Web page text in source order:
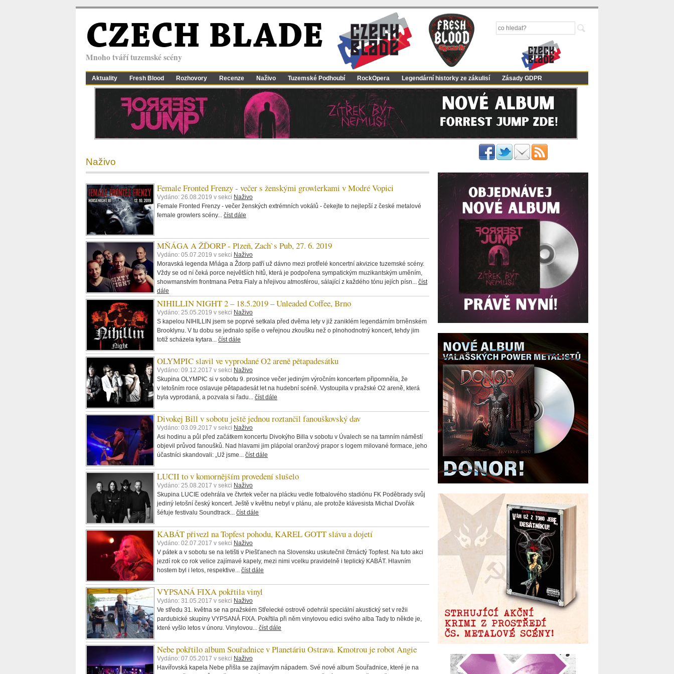
CZECH BLADE
Mnoho tváří tuzemské scény
Aktuality Fresh Blood Rozhovory Recenze Naživo Tuzemské Podhoubí RockOpera Legendární historky ze zákulisí Zásady GDPR
Naživo
Female Fronted Frenzy - večer s ženskými growlerkami v Modré Vopici
Vydáno: 26.08.2019 v sekci Naživo
Female Fronted Frenzy - večer ženských extrémních vokálů - čekejte to nejlepší z české metalové
female growlers scény... číst dále
MŇÁGA A ŽĎORP - Plzeň, Zach`s Pub, 27. 6. 2019
Vydáno: 05.07.2019 v sekci Naživo
Moravská legenda Mňága a Ždorp patří už dávno mezi protřelé koncertní akvizice tuzemské scény.
Vždy se od ní čeká porce největších hitů, která je podpořena sympatickým muzikantským uměním,
showmanstvím frontmana Petra Fialy a hřejivou atmosférou, sálající z každého tónu jejích písn... číst
dále
NIHILLIN NIGHT 2 – 18.5.2019 – Unleaded Coffee, Brno
Vydáno: 25.05.2019 v sekci Naživo
S kapelou NIHILLIN jsem se poprvé setkala před dvěma lety v již zaniklém legendárním brněnském
Brooklynu. V tu dobu se jednalo spíše o veřejnou zkoušku než o plnohodnotný koncert, tehdy jim
totiž scházela kytara... číst dále
OLYMPIC slavil ve vyprodané O2 areně pětapadesátku
Vydáno: 09.12.2017 v sekci Naživo
Skupina OLYMPIC si v sobotu 9. prosince večer jediným výročním koncertem připomněla, že
v letošním roce oslavuje pětapadesát let na hudební scéně. Vystoupila v pražské O2 areně, která
byla vyprodaná, a pozvala si řadu... číst dále
Divokej Bill v sobotu ještě jednou roztančil fanouškovský dav
Vydáno: 03.09.2017 v sekci Naživo
Asi hodinu a půl před začátkem koncertu Divokýho Billa v sobotu v Úvalech se na tamním náměstí
objevil průvod fanoušků. Nad hlavami jim plápolal oranžový prapor s logem milované formace, jeho
účastníci skandovali: „Už jsme... číst dále
LUCII to v komornějším provedení slušelo
Vydáno: 25.08.2017 v sekci Naživo
Skupina LUCIE odehrála ve čtvrtek večer na plácku vedle fotbalového stadiónu FK Poděbrady svůj
jediný letošní český koncert. Ještě v květnu nebyl v plánu, ale protože klávesista Michal Dvořák
šéfuje festivalu Soundtrack... číst dále
KABÁT přivezl na Topfest pohodu, KAREL GOTT slávu a dojetí
Vydáno: 02.07.2017 v sekci Naživo
V pátek a v sobotu se na letišti v Piešťanech na Slovensku uskutečnil čtrnáctý Topfest. Na tuto akci
jezdí rok co rok velice zajímavé kapely, mezi nimi vcelku pravidelně i teplický KABÁT. Hlavním
hostem byl i letos, respektive... číst dále
VYPSANÁ FIXA pokřtila vinyl
Vydáno: 31.05.2017 v sekci Naživo
Ve středu 31. května se na pražském Střelecké ostrově odehrál speciální akustický set v režii
pardubické skupiny VYPSANÁ FIXA. Pokřtila při něm vinylovou edici svého alba Tady to někde je,
které vyšlo letos v únoru. Vinylovou... číst dále
Nebe pokřtilo album Souřadnice v Planetáriu Ostrava. Kmotrou je robot Angie
Vydáno: 07.05.2017 v sekci Naživo
Havířovská kapela Nebe přišla se zajímavým nápadem. Své nové album Souřadnice, které je na